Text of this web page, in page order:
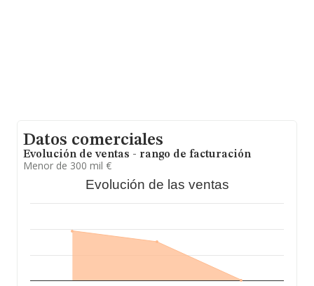
Datos comerciales
Evolución de ventas - rango de facturación
Menor de 300 mil €
Evolución de las ventas